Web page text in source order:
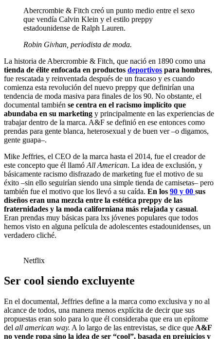
Abercrombie & Fitch creó un punto medio entre el sexo
que vendía Calvin Klein y el estilo preppy
estadounidense de Ralph Lauren.
Robin Givhan, periodista de moda.
La historia de Abercrombie & Fitch, que nació en 1890 como una
tienda de élite enfocada en productos deportivos para hombres,
fue rescatada y reinventada después de un fracaso y es cuando
comienza esta revolución del nuevo preppy que definirían una
tendencia de moda masiva para finales de los 90. No obstante, el
documental también se centra en el racismo implícito que
abundaba en su marketing y principalmente en las experiencias de
trabajar dentro de la marca. A&F se definió en ese entonces como
prendas para gente blanca, heterosexual y de buen ver –o digamos,
gente guapa–.
Mike Jeffries, el CEO de la marca hasta el 2014, fue el creador de
este concepto que él llamó All American. La idea de exclusión, y
básicamente racismo disfrazado de marketing fue el motivo de su
éxito –sin ello seguirían siendo una simple tienda de camisetas– pero
también fue el motivo que los llevó a su caída. En los 90 y 00 sus
diseños eran una mezcla entre la estética preppy de las
fraternidades y la moda californiana más relajada y casual.
Eran prendas muy básicas para lxs jóvenes populares que todos
hemos visto en alguna película de adolescentes estadounidenses, un
verdadero cliché.
Netflix
Ser cool siendo excluyente
En el documental, Jeffries define a la marca como exclusiva y no al
alcance de todos, una manera menos explícita de decir que sus
propuestas eran solo para lo que él consideraba que era un epítome
del all american way. A lo largo de las entrevistas, se dice que A&F
no vende ropa sino la idea de ser “cool”, basada en prejuicios y